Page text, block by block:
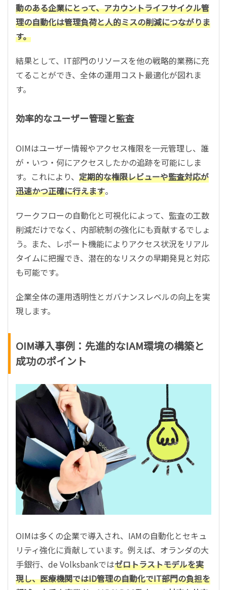
動のある企業にとって、アカウントライフサイクル管
理の自動化は管理負荷と人的ミスの削減につながりま
す。
結果として、IT部門のリソースを他の戦略的業務に充
てることができ、全体の運用コスト最適化が図れま
す。
効率的なユーザー管理と監査
OIMはユーザー情報やアクセス権限を一元管理し、誰
が・いつ・何にアクセスしたかの追跡を可能にしま
す。これにより、 定期的な権限レビューや監査対応が
迅速かつ正確に行えます。
ワークフローの自動化と可視化によって、監査の工数
削減だけでなく、内部統制の強化にも貢献するでしょ
う。また、レポート機能によりアクセス状況をリアル
タイムに把握でき、潜在的なリスクの早期発見と対応
も可能です。
企業全体の運用透明性とガバナンスレベルの向上を実
現します。
OIM導入事例：先進的なIAM環境の構築と
成功のポイント
OIMは多くの企業で導入され、IAMの自動化とセキュ
リティ強化に貢献しています。例えば、オランダの大
手銀行、de Volksbankではゼロトラストモデルを実
現し、医療機関ではID管理の自動化でIT部門の負担を